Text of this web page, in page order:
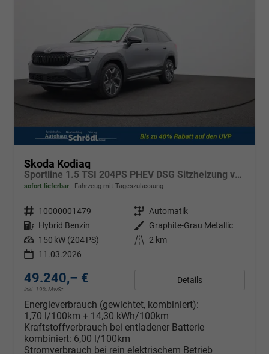
Skoda Kodiaq
Sportline 1.5 TSI 204PS PHEV DSG Sitzheizung v+h Frontscheibe beheizb. 20"LM schwenkb. AHK elektr. PanoDach Alcantara PDC Rückf.Kamera Klimaautomatik Lenkradheizung Navi Apple CarPlay Android Auto 2xKeyless vollelektr. Reichweite 116KM
sofort lieferbar Fahrzeug mit Tageszulassung
Fahrzeugnr. 10000001479 Getriebe Automatik
Kraftstoff Hybrid Benzin Außenfarbe Graphite-Grau Metallic
Leistung 150 kW (204 PS) Kilometerstand
2 km
11.03.2026
49.240,– €
inkl. 19% MwSt.
Details
Energieverbrauch (gewichtet, kombiniert):
1,70 l/100km + 14,30 kWh/100km
Kraftstoffverbrauch bei entladener Batterie
kombiniert: 6,00 l/100km
Stromverbrauch bei rein elektrischem Betrieb